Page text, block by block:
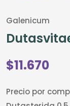
Galenicum
$11.670
Precio por